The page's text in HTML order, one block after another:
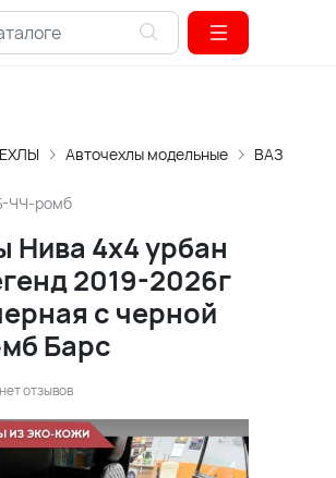
Авточехлы модельные ВАЗ
ЧЧ-ромб
Нива 4x4 урбан
2019-2026г
с черной
Барс
нет отзывов